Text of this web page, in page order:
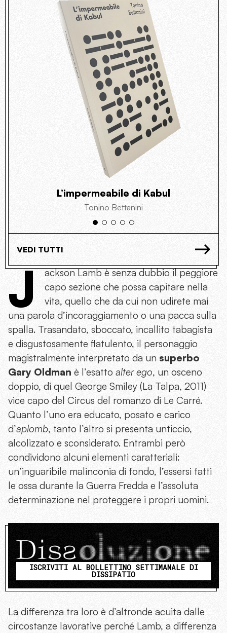
L’impermeabile di Kabul
Tonino Bettanini
VEDI TUTTI
J
ackson Lamb è senza dubbio il peggiore
capo sezione che possa capitare nella
vita, quello che da cui non udirete mai
una parola d’incoraggiamento o una pacca sulla
spalla. Trasandato, sboccato, incallito tabagista
e disgustosamente flatulento, il personaggio
magistralmente interpretato da un superbo
Gary Oldman è l’esatto alter ego, un osceno
doppio, di quel George Smiley (La Talpa, 2011)
vice capo del Circus del romanzo di Le Carré.
Quanto l’uno era educato, posato e carico
d’aplomb, tanto l’altro si presenta unticcio,
alcolizzato e sconsiderato. Entrambi però
condividono alcuni elementi caratteriali:
un’inguaribile malinconia di fondo, l’essersi fatti
le ossa durante la Guerra Fredda e l’assoluta
determinazione nel proteggere i propri uomini.
ISCRIVITI AL BOLLETTINO SETTIMANALE DI
DISSIPATIO
La differenza tra loro è d’altronde acuita dalle
circostanze lavorative perché Lamb, a differenza